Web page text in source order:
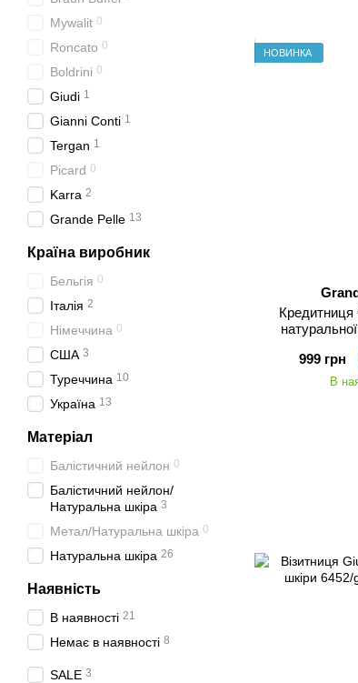
НОВИНКА
Кредитниця
999 грн
В
Mywalit 0
Roncato 0
Boldrini 0
Giudi 1
Gianni Conti 1
Tergan 1
Picard 0
Karra 2
Grande Pelle 13
Країна виробник
Бельгія 0
Італія 2
Німеччина 0
США 3
Туреччина 10
Україна 13
Матеріал
Балістичний нейлон 0
Балістичний нейлон/
Натуральна шкіра 3
Метал/Натуральна шкіра 0
Натуральна шкіра 26
Наявність
В наявності 21
Немає в наявності 8
SALE 3